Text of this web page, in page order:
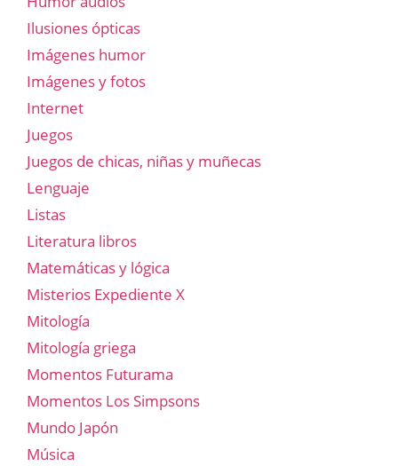
Ilusiones ópticas
Imágenes humor
Imágenes y fotos
Internet
Juegos
Juegos de chicas, niñas y muñecas
Lenguaje
Listas
Literatura libros
Matemáticas y lógica
Misterios Expediente X
Mitología
Mitología griega
Momentos Futurama
Momentos Los Simpsons
Mundo Japón
Música